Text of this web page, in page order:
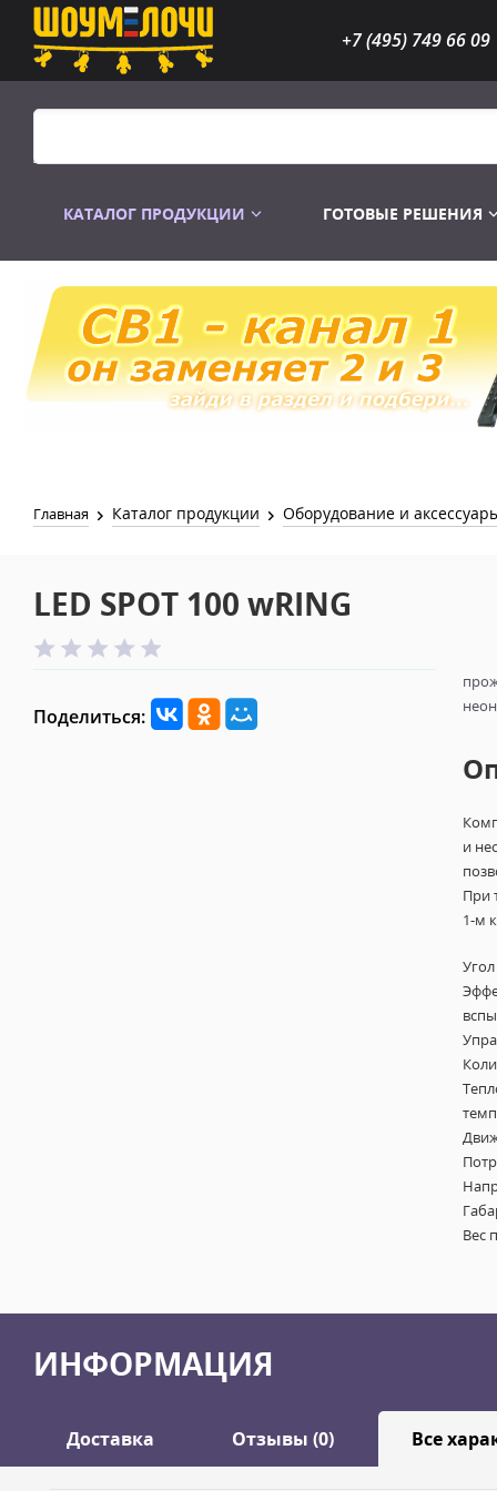
+7 (495) 749 66 09
КАТАЛОГ ПРОДУКЦИИ
Распродажа Лампы
ГОТОВЫЕ РЕШЕНИЯ
Главная Каталог продукции Оборудование и
LED SPOT 100 wRING
Поделиться:
и
При
1-м
Вес
ИНФОРМАЦИЯ
Доставка Отзывы (0) Все